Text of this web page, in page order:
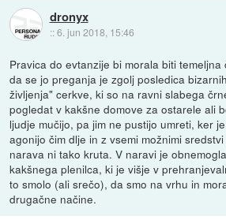
dronyx
::6. jun 2018, 15:46
Pravica do evtanzije bi morala biti
da se jo preganja je zgolj posledica
življenja" cerkve, ki so na ravni slabega
pogledat v kakšne domove za ostarele ali
ljudje mučijo, pa jim ne pustijo umreti, ker
agonijo čim dlje in z vsemi možnimi
narava ni tako kruta. V naravi je
kakšnega plenilca, ki je višje v
to smolo (ali srečo), da smo na vrhu in
drugačne načine.